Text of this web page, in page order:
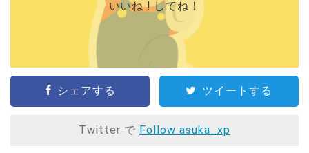
いいね ! してね！
シェアする ツイートする
Twitter で Follow asuka_xp